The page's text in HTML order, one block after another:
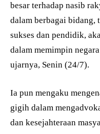
besar terhadap nasib
dalam berbagai bidang,
sukses dan pendidik,
dalam memimpin
ujarnya, Senin (24/7).
Ia pun mengaku
gigih dalam
dan kesejahteraan